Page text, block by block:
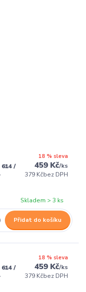
/
18 % sleva
459 Kč/ks
379 Kčbez DPH
Skladem > 3 ks
Přidat do košíku
/
18 % sleva
459 Kč/ks
379 Kčbez DPH